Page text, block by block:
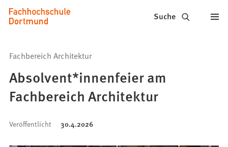
Inhalt anspringen
Fachhochschule
Dortmund
-
Studium,
Studiengänge,
Suche
Fachbereich Architektur
Absolvent*innenfeier am
Fachbereich Architektur
Veröffentlicht 30.4.2026